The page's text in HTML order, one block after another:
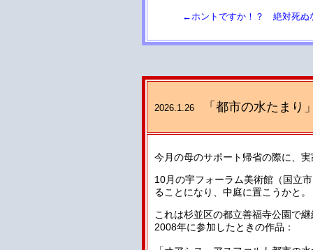
←ホントですか！？ 絶対死ぬ
2026.1.26 「都市の水たまり
今月の母のサポート帰省の際に、
10月の宇フォーラム美術館（国立
ることになり、中庭に置こうかと。
これは杉並区の都立善福寺公園で
2008年に参加したときの作品：